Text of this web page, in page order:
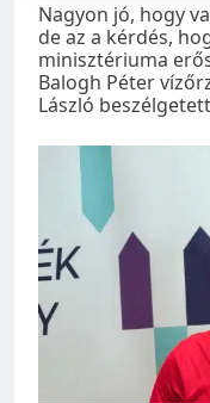
Nagyon jó, hogy
de az a kérdés,
minisztériuma
Balogh Péter
László